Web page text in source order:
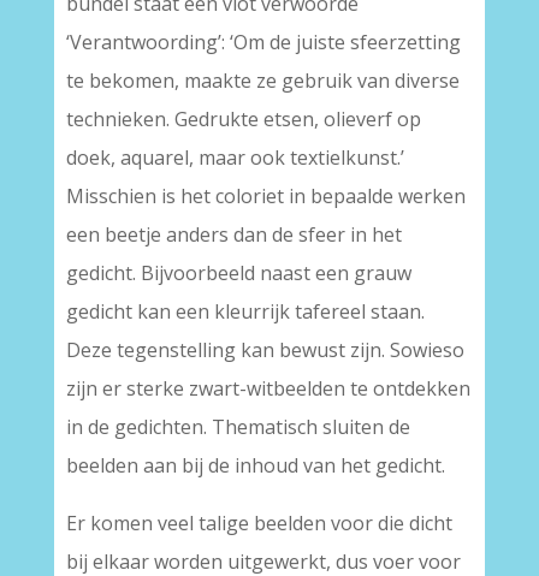
‘Verantwoording’: ‘Om de juiste sfeerzetting
te bekomen, maakte ze gebruik van diverse
technieken. Gedrukte etsen, olieverf op
doek, aquarel, maar ook textielkunst.’
Misschien is het coloriet in bepaalde werken
een beetje anders dan de sfeer in het
gedicht. Bijvoorbeeld naast een grauw
gedicht kan een kleurrijk tafereel staan.
Deze tegenstelling kan bewust zijn. Sowieso
zijn er sterke zwart-witbeelden te ontdekken
in de gedichten. Thematisch sluiten de
beelden aan bij de inhoud van het gedicht.
Er komen veel talige beelden voor die dicht
bij elkaar worden uitgewerkt, dus voer voor